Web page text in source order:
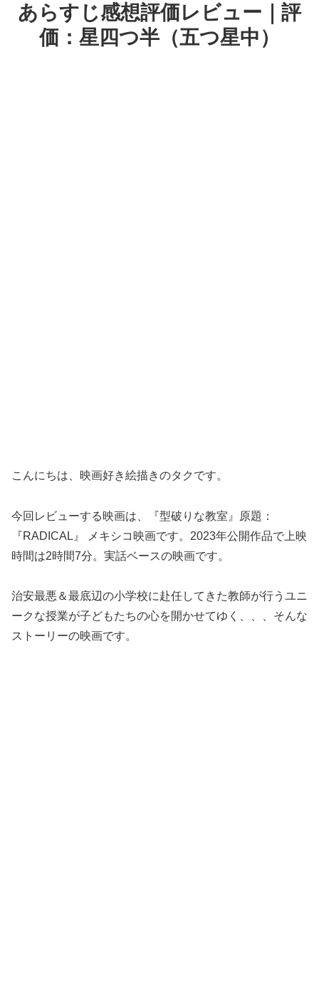
あらすじ感想評価レビュー｜評
価：星四つ半（五つ星中）
こんにちは、映画好き絵描きのタクです。
今回レビューする映画は、『型破りな教室』原題：
『RADICAL』 メキシコ映画です。2023年公開作品で上映
時間は2時間7分。実話ベースの映画です。
治安最悪＆最底辺の小学校に赴任してきた教師が行うユニ
ークな授業が子どもたちの心を開かせてゆく、、、そんな
ストーリーの映画です。